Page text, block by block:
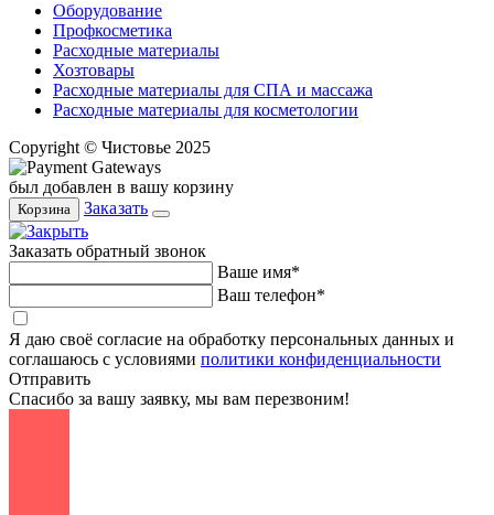
Оборудование
Профкосметика
Расходные материалы
Хозтовары
Расходные материалы для СПА и массажа
Расходные материалы для косметологии
Copyright © Чистовье 2025
был добавлен в вашу корзину
Корзина Заказать
Заказать обратный звонок
Ваше имя*
Ваш телефон*
Я даю своё согласие на обработку персональных данных и
соглашаюсь с условиями политики конфиденциальности
Отправить
Спасибо за вашу заявку, мы вам перезвоним!